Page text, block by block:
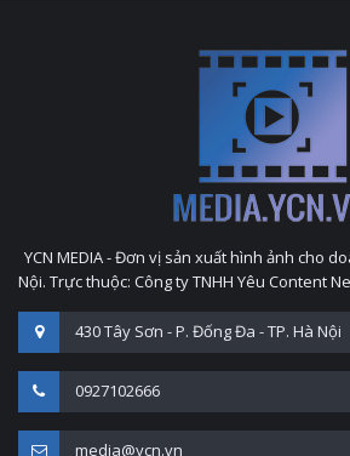
YCN MEDIA - Đơn vị sản xuất hình ảnh cho
Nội. Trực thuộc: Công ty TNHH Yêu Content
430 Tây Sơn - P. Đống Đa - TP. Hà Nội
0927102666
media@ycn.vn